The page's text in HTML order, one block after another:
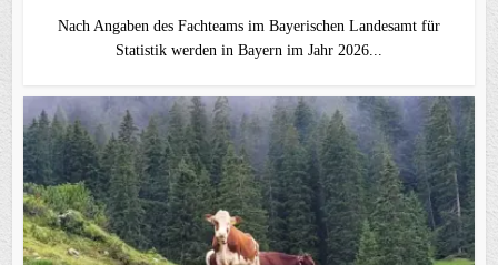
Nach Angaben des Fachteams im Bayerischen Landesamt für
Statistik werden in Bayern im Jahr 2026...